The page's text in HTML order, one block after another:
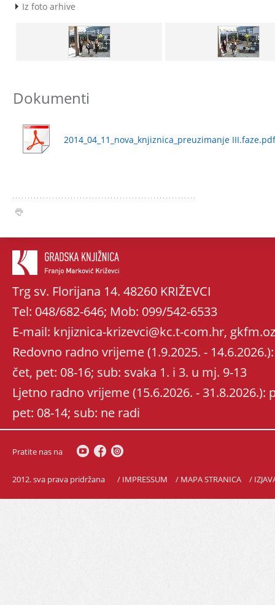
Iz foto arhive
Dokumenti
2014_04_11_nova_knjiznica_preuzimanje
Trg sv. Florijana 14. 48260 KRIŽEVCI
Tel: 048/682-646; Mob: 099/542-6533
E-mail: knjiznica-krizevci@kc.t-com.hr,
Redovno radno vrijeme (1.9.2025. -
čet, pet: 08-16; sub: svaka 1. i 3. u mj. 9-13
Ljetno radno vrijeme (15.6.2026. - 31.8.2026.):
pet: 08-14; sub: ne radi
Pratite nas na
2012. sva prava pridržana / IMPRESSUM / MAPA STRANICA /